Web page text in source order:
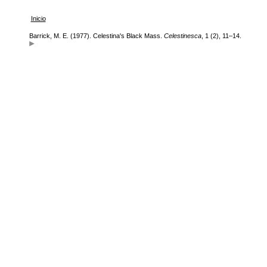
Inicio
Barrick, M. E. (1977). Celestina's Black Mass. Celestinesca, 1 (2), 11–14.